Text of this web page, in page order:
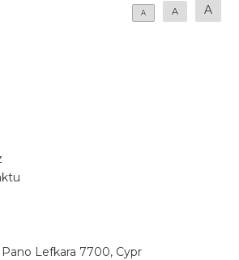
A A A
Lefkara 7700, Cypr